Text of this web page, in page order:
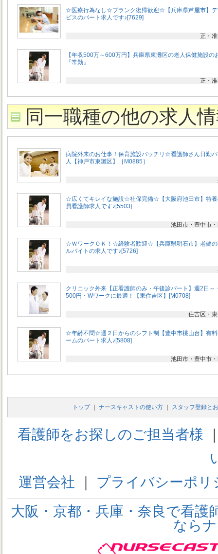
☆医療行為なし☆ブランク復帰歓迎☆【兵庫県芦屋市】
ビスのパート求人です♪[7629]
正・
【年収500万～600万円】兵庫県東灘区の老人保健施設の
『常勤』
正・
同一職種の他の求人
病院外来のお仕事！保育施設バッチリ☆看護師さん日勤
人【神戸市東灘区】［M0885］
☆広くてキレイな施設☆社保完備☆【大阪府池田市】特
員看護師求人です♪[5503]
池田市・豊中市
☆ＷワークＯＫ！☆経験者歓迎☆【兵庫県明石市】老健
ルバイトの求人です♪[5726]
クリニック外来【正看護師のみ・午後診パート】週2日～
500円・Wワークに最適！【東住吉区】[M0708]
住吉区・
☆年齢不問☆週２日からのシフト制【豊中市桃山台】有
ームのパート求人♪[5808]
池田市・豊中市
トップ｜ ナースキャストの使い方｜ スタッフ登録と
看護師をお探しのご担当者様
運営会社 ｜ プライバシーポリ
大阪・京都・兵庫・奈良で看
なら